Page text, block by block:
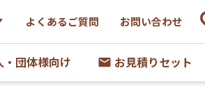
よくあるご質問 お問い合わせ
・団体様向け お見積りセット